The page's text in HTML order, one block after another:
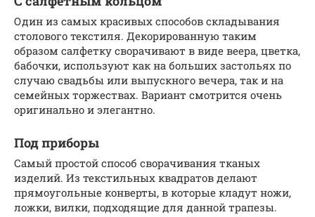
Один из самых красивых способов складывания
столового текстиля. Декорированную таким
образом салфетку сворачивают в виде веера, цветка,
бабочки, используют как на больших застольях по
случаю свадьбы или выпускного вечера, так и на
семейных торжествах. Вариант смотрится очень
оригинально и элегантно.
Под приборы
Самый простой способ сворачивания тканых
изделий. Из текстильных квадратов делают
прямоугольные конверты, в которые кладут ножи,
ложки, вилки, подходящие для данной трапезы.